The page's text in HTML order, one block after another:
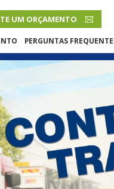
UM ORÇAMENTO
French
Русский язык
Español
Português
PERGUNTAS